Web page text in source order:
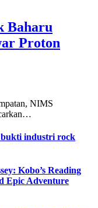
Baharu
Proton
NIMS
bukti industri rock
Kobo’s Reading
Epic Adventure